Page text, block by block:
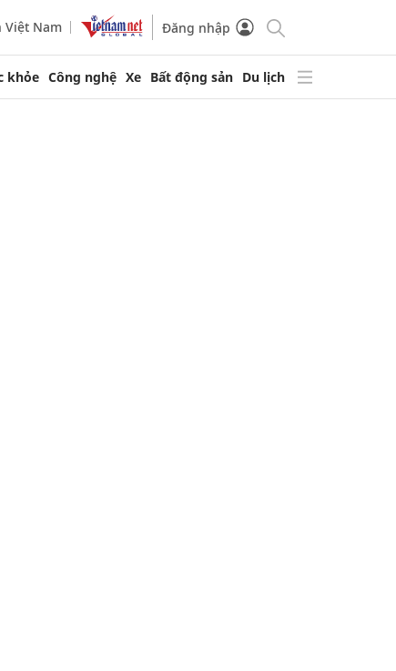
Việt Nam Đăng nhập
khỏe Công nghệ Xe Bất động sản Du lịch